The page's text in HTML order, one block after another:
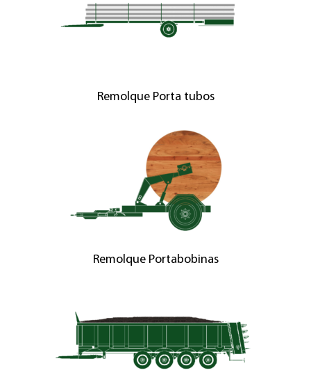
Remolque Porta tubos
Remolque Portabobinas